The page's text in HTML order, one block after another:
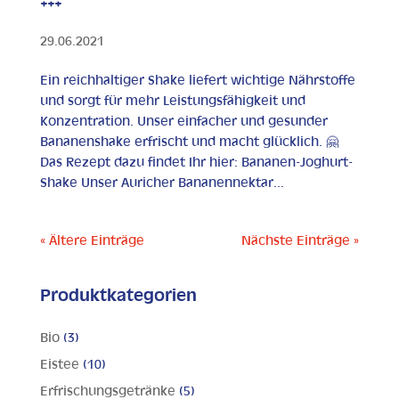
+++
29.06.2021
Ein reichhaltiger Shake liefert wichtige Nährstoffe
und sorgt für mehr Leistungsfähigkeit und
Konzentration. Unser einfacher und gesunder
Bananenshake erfrischt und macht glücklich. 🤗
Das Rezept dazu findet Ihr hier: Bananen-Joghurt-
Shake Unser Auricher Bananennektar...
« Ältere Einträge Nächste Einträge »
Produktkategorien
Bio (3)
Eistee (10)
Erfrischungsgetränke (5)